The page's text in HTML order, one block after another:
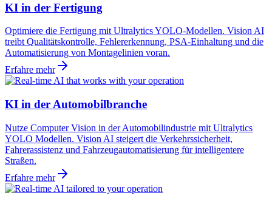
KI in der Fertigung
Optimiere die Fertigung mit Ultralytics YOLO-Modellen. Vision AI
treibt Qualitätskontrolle, Fehlererkennung, PSA-Einhaltung und die
Automatisierung von Montagelinien voran.
Erfahre mehr
KI in der Automobilbranche
Nutze Computer Vision in der Automobilindustrie mit Ultralytics
YOLO Modellen. Vision AI steigert die Verkehrssicherheit,
Fahrerassistenz und Fahrzeugautomatisierung für intelligentere
Straßen.
Erfahre mehr